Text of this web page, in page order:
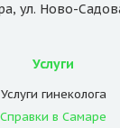
ул. Ново-
Услуги
Услуги гинеколога
Справки в Самаре